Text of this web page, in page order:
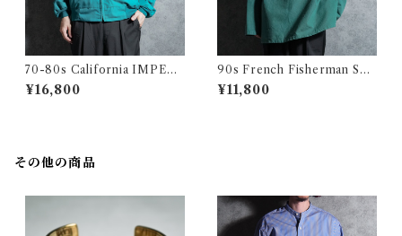
70-80s California IMPERI
AL Harrington jacket Made
in USA Swing Top Turquoi
¥16,800
90s French Fisherman Sm
ock Shirts Green フレンチ
フィッシャーマン スモック グ
¥11,800
その他の商品